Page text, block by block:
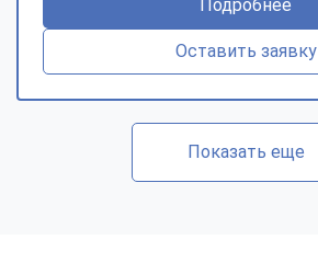
Подробнее
Оставить заявку
Показать еще